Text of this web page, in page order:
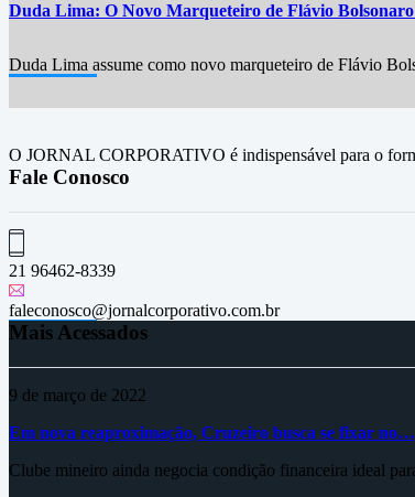
Duda Lima: O Novo Marqueteiro de Flávio Bolsonaro
Duda Lima assume como novo marqueteiro de Flávio
O JORNAL CORPORATIVO é indispensável para o
Fale Conosco
21 96462-8339
faleconosco@jornalcorporativo.com.br
Mais Acessados
9 de março de 2022
Em nova reaproximação, Cruzeiro busca se fixar no…
Clube mineiro ainda negocia condição financeira ideal